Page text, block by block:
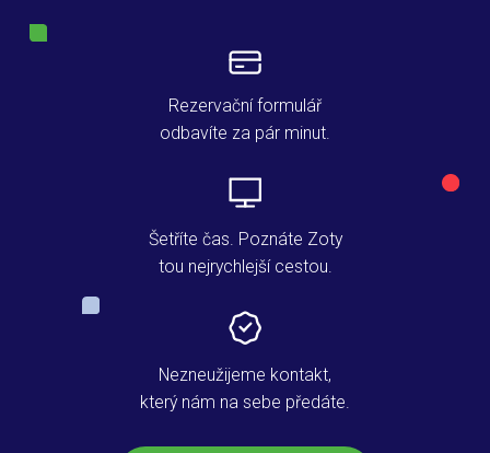
Rezervační formulář
odbavíte za pár minut.
Šetříte čas. Poznáte Zoty
tou nejrychlejší cestou.
Nezneužijeme kontakt,
který nám na sebe předáte.